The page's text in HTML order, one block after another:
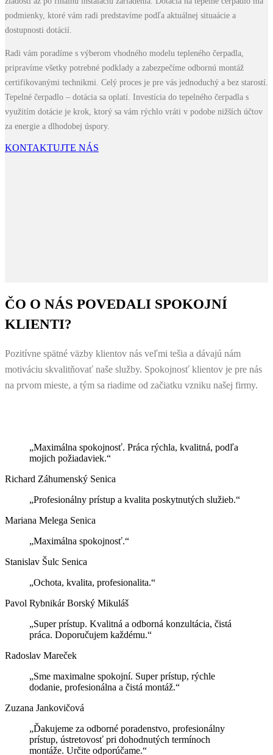
podmienky, ktoré vám radi predstavíme podľa aktuálnej situaácie a
dostupnosti dotácií.
Radi vám poradíme s výberom vhodného modelu tepleného čerpadla,
pripravíme všetky potrebné podklady a zabezpečíme odbornú montáž
certifikovanými technikmi. Celý proces je pre vás jednoduchý a bez starostí.
Tepelné čerpadlo – dotácia sa oplatí. Investícia do tepelného čerpadla s
využitím dotácie je krok, ktorý sa vám rýchlo vráti v podobe nižších účtov
za energie a dlhodobej úspory.
KONTAKTUJTE NÁS
ČO O NÁS POVEDALI SPOKOJNÍ
KLIENTI?
Pozitívne spätné väzby klientov nás veľmi tešia a dávajú nám
motiváciu skvalitňovať naše služby. Spokojnosť klientov je pre nás
na prvom mieste, a tým sa riadime od začiatku vzniku našej firmy.
„Maximálna spokojnosť. Práca rýchla, kvalitná, podľa
mojich požiadaviek.“
Richard Záhumenský Senica
„Profesionálny prístup a kvalita poskytnutých služieb.“
Mariana Melega Senica
„Maximálna spokojnosť.“
Stanislav Šulc Senica
„Ochota, kvalita, profesionalita.“
Pavol RybnikárBorský Mikuláš
„Super prístup. Kvalitná a odborná konzultácia, čistá
práca. Doporučujem každému.“
Radoslav Mareček
„Sme maximalne spokojní. Super prístup, rýchle
dodanie, profesionálna a čistá montáž.“
Zuzana Jankovičová
„Ďakujeme za odborné poradenstvo, profesionálny
prístup, ústretovosť pri dohodnutých termínoch
montáže. Určite odporúčame.“